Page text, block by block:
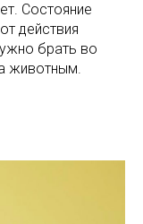
Состояние
действия
брать во
животным.